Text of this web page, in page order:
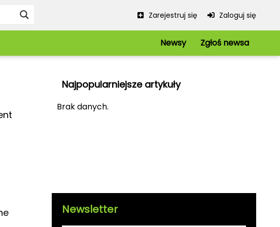
Zarejestruj się Zaloguj się
Zagłębie Miedziowe
Śląskie
Serwis
Regulamin
Newsy Zgłoś newsa
Najpopularniejsze artykuły
Brak danych.
Newsletter